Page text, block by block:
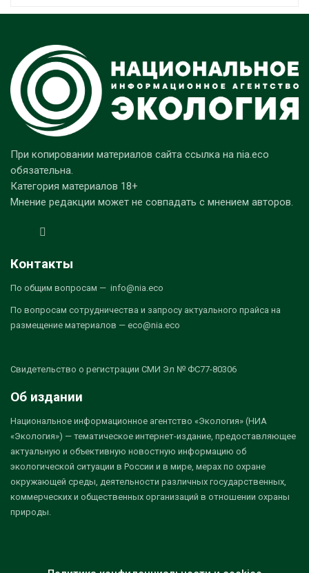
При копировании материалов сайта ссылка на nia.eco
обязательна.
Категория материалов 18+
Мнение редакции может не совпадать с мнением авторов.
Контакты
По общим вопросам — info@nia.eco
По вопросам сотрудничества и запросу актуального прайса на
размещение материалов — eco@nia.eco
Свидетельство о регистрации СМИ Эл № ФС77-80306
Об издании
Национальное информационное агентство «Экология» (НИА
«Экология») — тематическое интернет-издание, предоставляющее
актуальную и объективную новостную информацию об
экологической ситуации в России и в мире, мерах по охране
окружающей среды, деятельности различных государственных,
коммерческих и общественных организаций в отношении охраны
природы.